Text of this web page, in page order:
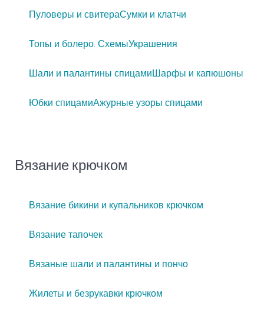
Пуловеры и свитераСумки и клатчи
Топы и болеро. СхемыУкрашения
Шали и палантины спицамиШарфы и капюшоны
Юбки спицамиАжурные узоры спицами
Вязание крючком
Вязание бикини и купальников крючком
Вязание тапочек
Вязаные шали и палантины и пончо
Жилеты и безрукавки крючком